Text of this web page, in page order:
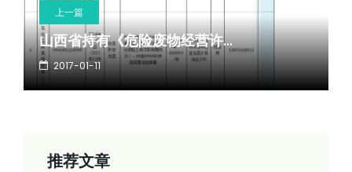
上一篇
山西省持有《危险废物经营许...
2017-01-11
下一篇
垃圾分类如何见实效 看完你...
2017-01-11
推荐文章